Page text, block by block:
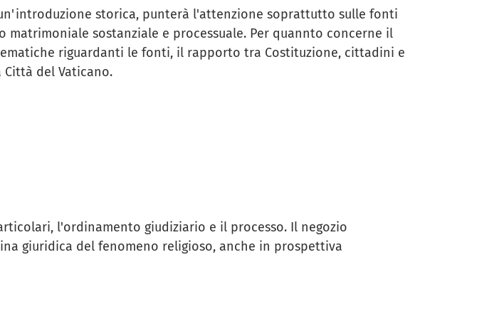
storica, punterà l'attenzione soprattutto sulle fonti
sostanziale e processuale. Per quannto concerne il
riguardanti le fonti, il rapporto tra Costituzione, cittadini e
del Vaticano.
l'ordinamento giudiziario e il processo. Il negozio
giuridica del fenomeno religioso, anche in prospettiva